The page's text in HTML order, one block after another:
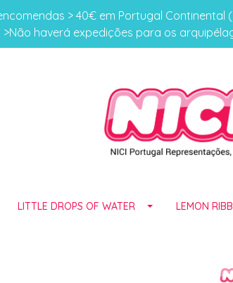
> 40€ em Portugal
>Não haverá expedições para os
LITTLE DROPS OF WATER LEMON